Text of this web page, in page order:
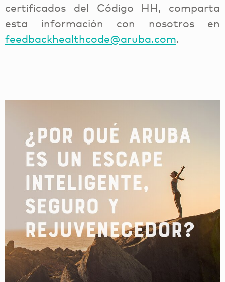
certificados del Código HH, comparta
esta información con nosotros en
feedbackhealthcode@aruba.com.